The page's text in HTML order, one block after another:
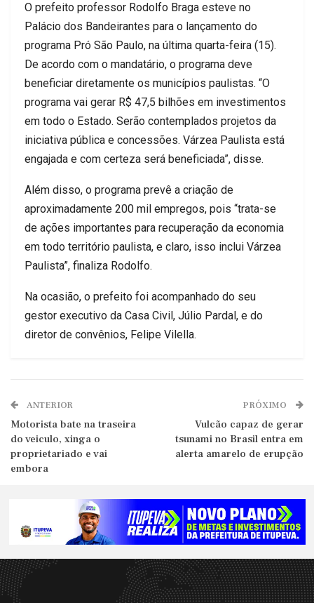
O prefeito professor Rodolfo Braga esteve no
Palácio dos Bandeirantes para o lançamento do
programa Pró São Paulo, na última quarta-feira (15).
De acordo com o mandatário, o programa deve
beneficiar diretamente os municípios paulistas. “O
programa vai gerar R$ 47,5 bilhões em investimentos
em todo o Estado. Serão contemplados projetos da
iniciativa pública e concessões. Várzea Paulista está
engajada e com certeza será beneficiada”, disse.
Além disso, o programa prevê a criação de
aproximadamente 200 mil empregos, pois “trata-se
de ações importantes para recuperação da economia
em todo território paulista, e claro, isso inclui Várzea
Paulista”, finaliza Rodolfo.
Na ocasião, o prefeito foi acompanhado do seu
gestor executivo da Casa Civil, Júlio Pardal, e do
diretor de convênios, Felipe Vilella.
ANTERIOR
Motorista bate na traseira
do veiculo, xinga o
proprietariado e vai
embora
PRÓXIMO
Vulcão capaz de gerar
tsunami no Brasil entra em
alerta amarelo de erupção